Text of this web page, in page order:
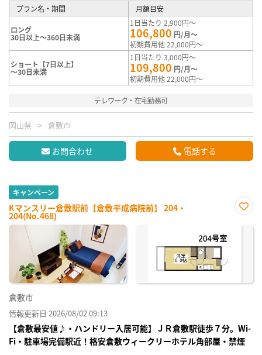
プラン名・期間 月額目安
ロング
30日以上～360日未満
1日当たり 2,900円～
106,800 円/月～
初期費用他 22,000円～
ショート【7日以上】
～30日未満
1日当たり 3,000円～
109,800 円/月～
初期費用他 22,000円～
テレワーク・在宅勤務可
岡山県 倉敷市
お問合わせ 電話する
キャンペーン
Kマンスリー倉敷駅前【倉敷平成病院前】 204・
204(No.468)
に入
倉敷市
情報更新日 2026/08/02 09:13
【倉敷最安値♪・ハンドリー入居可能】ＪＲ倉敷駅徒歩７分。Wi-
Fi・駐車場完備駅近！格安倉敷ウィークリーホテル角部屋・禁煙